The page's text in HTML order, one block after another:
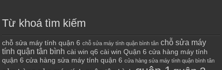
Từ khoá tìm kiếm
chỗ sửa máy tính quận 6 chỗ sửa máy tính quận bình tân chỗ sửa máy
tính quận tân bình cài win q6 cài win Quận 6 cửa hàng máy tính
quận 6 cửa hàng sửa máy tính quận 6 cửa hàng sửa máy tính quận bình tân